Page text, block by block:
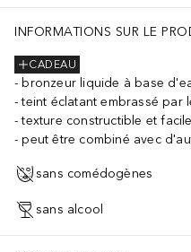
INFORMATIONS SUR LE
CADEAU
bronzeur liquide à base
teint éclatant embrassé par
texture constructible et
peut être combiné avec
sans comédogènes
sans alcool